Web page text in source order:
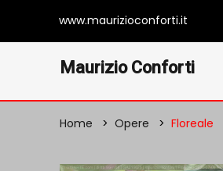
www.maurizioconforti.it
Maurizio Conforti
Home Opere Floreale